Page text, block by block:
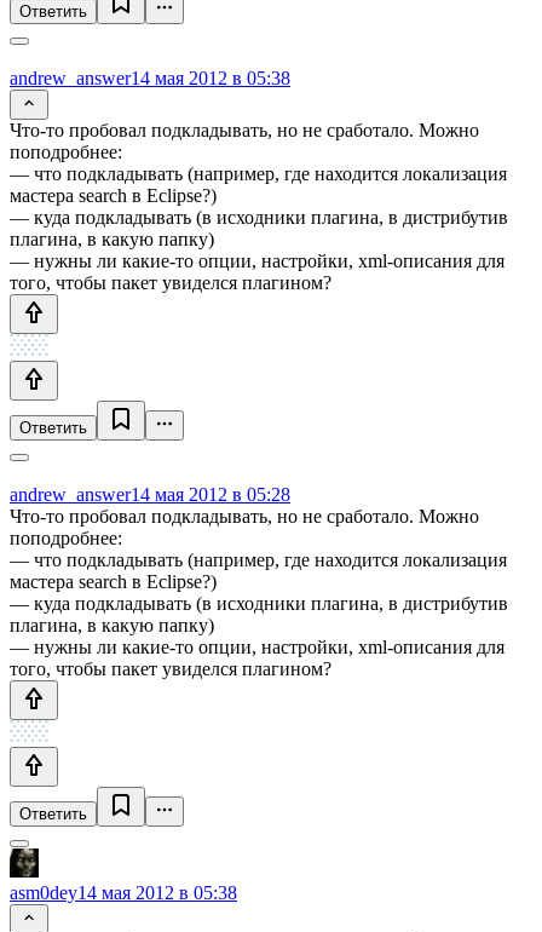
Ответить
andrew_answer14 мая 2012 в 05:38
Что-то пробовал подкладывать, но не сработало. Можно
поподробнее:
— что подкладывать (например, где находится локализация
мастера search в Eclipse?)
— куда подкладывать (в исходники плагина, в дистрибутив
плагина, в какую папку)
— нужны ли какие-то опции, настройки, xml-описания для
того, чтобы пакет увиделся плагином?
Ответить
andrew_answer14 мая 2012 в 05:28
Что-то пробовал подкладывать, но не сработало. Можно
поподробнее:
— что подкладывать (например, где находится локализация
мастера search в Eclipse?)
— куда подкладывать (в исходники плагина, в дистрибутив
плагина, в какую папку)
— нужны ли какие-то опции, настройки, xml-описания для
того, чтобы пакет увиделся плагином?
Ответить
asm0dey14 мая 2012 в 05:38